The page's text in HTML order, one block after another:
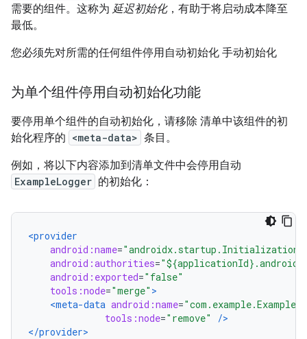
需要的组件。这称为延迟初始化，有助于将启动成本降至
最低。
您必须先对所需的任何组件停用自动初始化 手动初始化
为单个组件停用自动初始化功能
要停用单个组件的自动初始化，请移除 清单中该组件的初
始化程序的 <meta-data> 条目。
例如，将以下内容添加到清单文件中会停用自动
ExampleLogger 的初始化：
<provider
android:name=
android:authorities=
android:exported="false"
tools:node="merge" >
<meta-data android:name=
tools:node="remove"
/>
</provider>